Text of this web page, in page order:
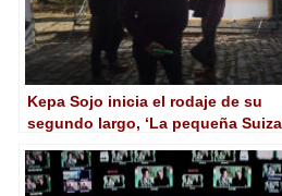
Kepa Sojo inicia el rodaje de su
segundo largo, ‘La pequeña